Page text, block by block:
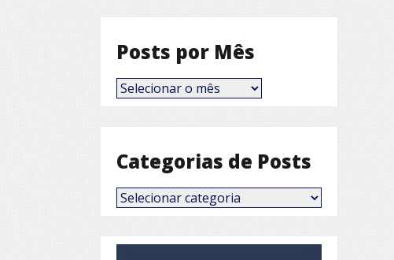
Posts por Mês
Posts
por
Categorias de Posts
Categorias
de